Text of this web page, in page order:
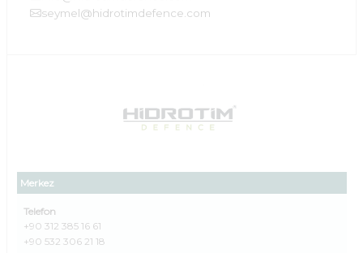
Merkez
Telefon
+90 312 385 16 61
+90 532 306 21 18
seymel@hidrotimdefence.com